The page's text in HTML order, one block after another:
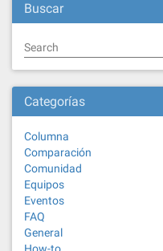
Buscar
Search
Categorías
Columna
Comparación
Comunidad
Equipos
Eventos
FAQ
General